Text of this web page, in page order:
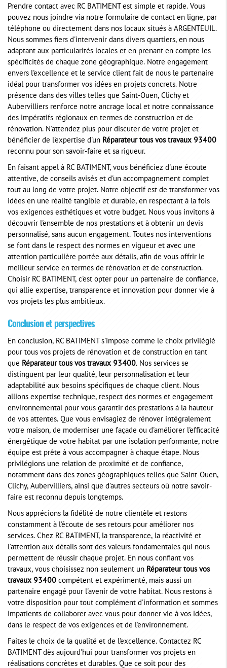
Prendre contact avec RC BATIMENT est simple et rapide. Vous
pouvez nous joindre via notre formulaire de contact en ligne, par
téléphone ou directement dans nos locaux situés à ARGENTEUIL.
Nous sommes fiers d'intervenir dans divers quartiers, en nous
adaptant aux particularités locales et en prenant en compte les
spécificités de chaque zone géographique. Notre engagement
envers l'excellence et le service client fait de nous le partenaire
idéal pour transformer vos idées en projets concrets. Notre
présence dans des villes telles que Saint-Ouen, Clichy et
Aubervilliers renforce notre ancrage local et notre connaissance
des impératifs régionaux en termes de construction et de
rénovation. N'attendez plus pour discuter de votre projet et
bénéficier de l'expertise d'un Réparateur tous vos travaux 93400
reconnu pour son savoir-faire et sa rigueur.
En faisant appel à RC BATIMENT, vous bénéficiez d'une écoute
attentive, de conseils avisés et d'un accompagnement complet
tout au long de votre projet. Notre objectif est de transformer vos
idées en une réalité tangible et durable, en respectant à la fois
vos exigences esthétiques et votre budget. Nous vous invitons à
découvrir l'ensemble de nos prestations et à obtenir un devis
personnalisé, sans aucun engagement. Toutes nos interventions
se font dans le respect des normes en vigueur et avec une
attention particulière portée aux détails, afin de vous offrir le
meilleur service en termes de rénovation et de construction.
Choisir RC BATIMENT, c'est opter pour un partenaire de confiance,
qui allie expertise, transparence et innovation pour donner vie à
vos projets les plus ambitieux.
Conclusion et perspectives
En conclusion, RC BATIMENT s'impose comme le choix privilégié
pour tous vos projets de rénovation et de construction en tant
que
Réparateur tous vos travaux 93400. Nos services se
distinguent par leur qualité, leur personnalisation et leur
adaptabilité aux besoins spécifiques de chaque client. Nous
allions expertise technique, respect des normes et engagement
environnemental pour vous garantir des prestations à la hauteur
de vos attentes. Que vous envisagiez de rénover intégralement
votre maison, de moderniser une façade ou d'améliorer l'efficacité
énergétique de votre habitat par une isolation performante, notre
équipe est prête à vous accompagner à chaque étape. Nous
privilégions une relation de proximité et de confiance,
notamment dans des zones géographiques telles que Saint-Ouen,
Clichy, Aubervilliers, ainsi que d'autres secteurs où notre savoir-
faire est reconnu depuis longtemps.
Nous apprécions la fidélité de notre clientèle et restons
constamment à l'écoute de ses retours pour améliorer nos
services. Chez RC BATIMENT, la transparence, la réactivité et
l'attention aux détails sont des valeurs fondamentales qui nous
permettent de réussir chaque projet. En nous confiant vos
travaux, vous choisissez non seulement un Réparateur tous vos
travaux 93400 compétent et expérimenté, mais aussi un
partenaire engagé pour l'avenir de votre habitat. Nous restons à
votre disposition pour tout complément d'information et sommes
impatients de collaborer avec vous pour donner vie à vos idées,
dans le respect de vos exigences et de l'environnement.
Faites le choix de la qualité et de l'excellence. Contactez RC
BATIMENT dès aujourd'hui pour transformer vos projets en
réalisations concrètes et durables. Que ce soit pour des